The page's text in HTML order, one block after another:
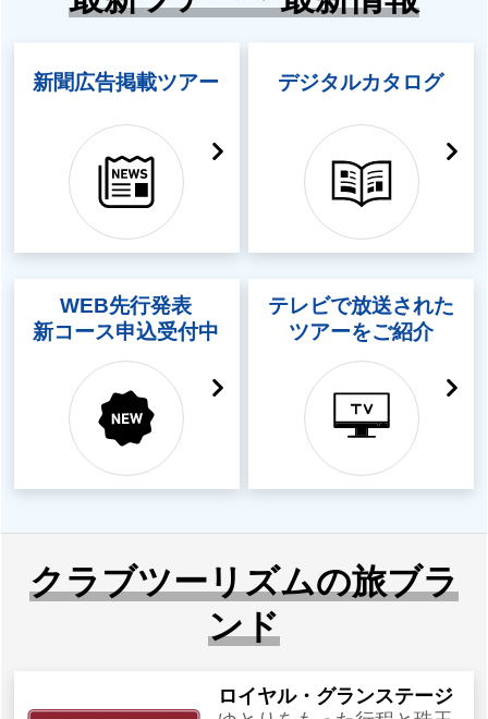
海岸クルーズ特集
メキシコ特集
新聞広告掲載ツアー デジタルカタログ
WEB先行発表
新コース申込受付中
テレビで放送された
ツアーをご紹介
クラブツーリズムの旅ブラ
ンド
ロイヤル・グランステージ